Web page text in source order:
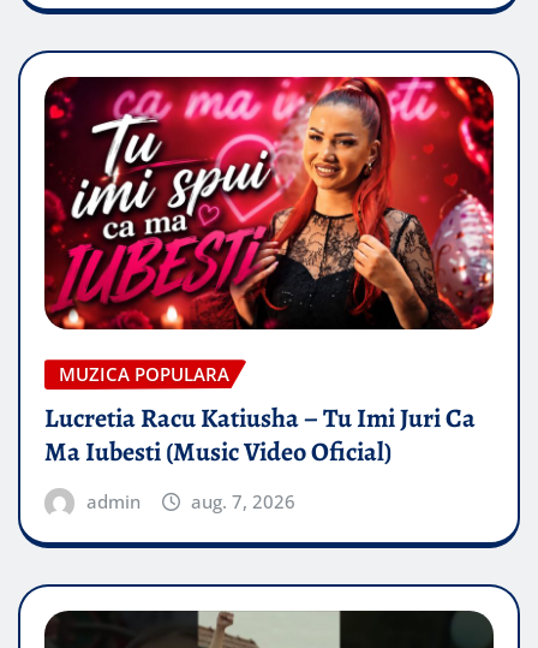
MUZICA POPULARA
Lucretia Racu Katiusha – Tu Imi Juri Ca
Ma Iubesti (Music Video Oficial)
admin aug. 7, 2026